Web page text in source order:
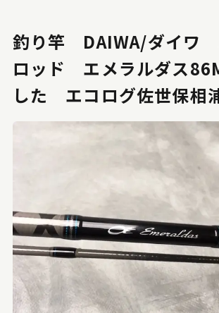
釣り竿 DAIWA/ダイワ
ロッド エメラルダス
した エコログ佐世保相